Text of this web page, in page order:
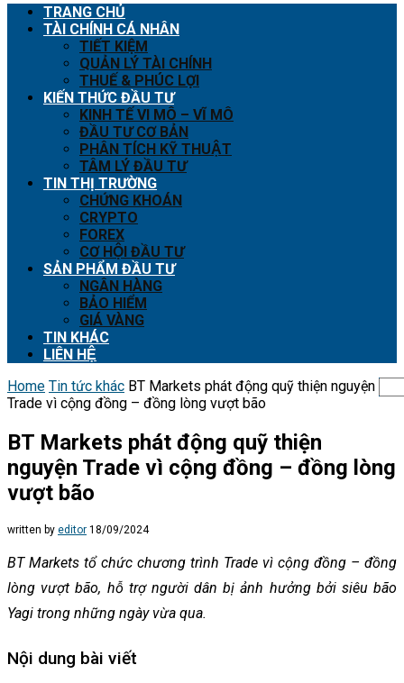
TRANG CHỦ
TÀI CHÍNH CÁ NHÂN
TIẾT KIỆM
QUẢN LÝ TÀI CHÍNH
THUẾ & PHÚC LỢI
KIẾN THỨC ĐẦU TƯ
KINH TẾ VI MÔ – VĨ MÔ
ĐẦU TƯ CƠ BẢN
PHÂN TÍCH KỸ THUẬT
TÂM LÝ ĐẦU TƯ
TIN THỊ TRƯỜNG
CHỨNG KHOÁN
CRYPTO
FOREX
CƠ HỘI ĐẦU TƯ
SẢN PHẨM ĐẦU TƯ
NGÂN HÀNG
BẢO HIỂM
GIÁ VÀNG
TIN KHÁC
LIÊN HỆ
Home Tin tức khác BT Markets phát động quỹ thiện nguyện
Trade vì cộng đồng – đồng lòng vượt bão
BT Markets phát động quỹ thiện
nguyện Trade vì cộng đồng – đồng lòng
vượt bão
written by editor 18/09/2024
BT Markets tổ chức chương trình Trade vì cộng đồng – đồng
lòng vượt bão, hỗ trợ người dân bị ảnh hưởng bởi siêu bão
Yagi trong những ngày vừa qua.
Nội dung bài viết